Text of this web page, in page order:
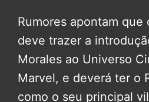
Rumores apontam
deve trazer a
Morales ao Universo
Marvel, e deverá ter o
como o seu principal